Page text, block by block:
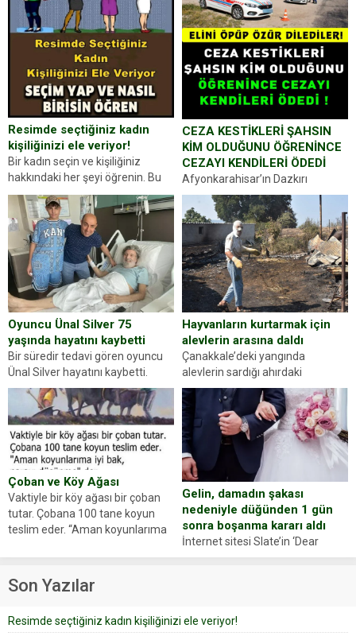
Resimde seçtiğiniz kadın
kişiliğinizi ele veriyor!
Bir kadın seçin ve kişiliğiniz
hakkındaki her şeyi öğrenin. Bu
kez karşınıza oldukça farklı bir
kişilik testiyle çıkıyoruz. Resimde
gördüğünüz kadın figürlerinden
dikkatinizi en...
CEZA KESTİKLERİ ŞAHSIN
KİM OLDUĞUNU ÖĞRENİNCE
CEZAYI KENDİLERİ ÖDEDİ
Afyonkarahisar’ın Dazkırı
ilçesinde trafik uygulaması
yapan jandarma ekipleri
durdurdukları bir otomobilin
sürücüsünden ehliyet ve ruhsat
sorup belgelerini istedi. Sürücü
Abdurrahman Ö.nün verdiği
evraklarda eksik olduğunu...
Oyuncu Ünal Silver 75
yaşında hayatını kaybetti
Bir süredir tedavi gören oyuncu
Ünal Silver hayatını kaybetti.
Haberi, oyuncunun menajerlik
ajansı duyurdu. Renda Güner,
sosyal medya hesabında “Usta
Oyuncumuz ve çok değerli
dostumuz...
Hayvanların kurtarmak için
alevlerin arasına daldı
Çanakkale’deki yangında
alevlerin sardığı ahırdaki
hayvanlarını kurtarmak isteyen
Zeki Demir (66) ölümden döndü.
Yüzünde ve ellerinde yanıklar
oluşan Demir, kâbus dolu anları
anlattı… Merkeze bağlı...
Çoban ve Köy Ağası
Vaktiyle bir köy ağası bir çoban
tutar. Çobana 100 tane koyun
teslim eder. “Aman koyunlarıma
Çoban koyunları alır gider. Aylar...
Gelin, damadın şakası
nedeniyle düğünden 1 gün
sonra boşanma kararı aldı
İnternet sitesi Slate’in ‘Dear
Prudence’ isimli tavsiye köşesine
yapıştırdığı için düğünden...
Son Yazılar
Resimde seçtiğiniz kadın kişiliğinizi ele veriyor!